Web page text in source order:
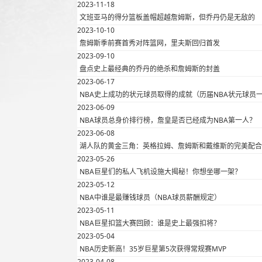
2023-11-18
文班亚马的得分篮板盖帽超越詹姆斯，但乔丹仍是无敌的
2023-10-10
詹姆斯季前赛首秀对阵篮网，里夫斯回归首发
2023-09-10
盘点史上最经典的乔丹的绝杀和詹姆斯的封盖
2023-06-17
NBA史上成功的状元球员取得的成就（历届NBA状元球员
2023-06-09
NBA球员总身价排行榜，詹皇是否已经成为NBA第一人？
2023-06-08
湖人队的黄金三角：英格拉姆、詹姆斯和戴维斯的完美配合
2023-05-26
NBA巨星们的私人飞机设施大揭秘！你想坐哪一架？
2023-05-12
NBA中谁是最赚钱球员（NBA球员薪酬规定）
2023-05-11
NBA巨星扣篮大赛回顾：谁是史上最强扣将？
2023-05-04
NBA历史新高！35岁巨星第5次获得常规赛MVP